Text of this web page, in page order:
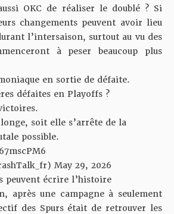
OKC de réaliser le doublé ? Si
changements peuvent avoir lieu
l’intersaison, surtout au vu des
à peser beaucoup plus
en sortie de défaite.
défaites en Playoffs ?
soit elle s’arrête de la
possible.
May 29, 2026
peuvent écrire l’histoire
après une campagne à seulement
des Spurs était de retrouver les